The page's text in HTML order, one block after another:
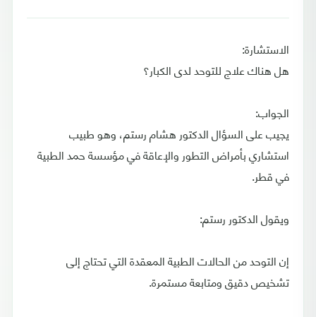
الاستشارة:
هل هناك علاج للتوحد لدى الكبار؟
الجواب:
يجيب على السؤال الدكتور هشام رستم، وهو طبيب
استشاري بأمراض التطور والإعاقة في مؤسسة حمد الطبية
في قطر.
ويقول الدكتور رستم:
إن التوحد من الحالات الطبية المعقدة التي تحتاج إلى
تشخيص دقيق ومتابعة مستمرة.